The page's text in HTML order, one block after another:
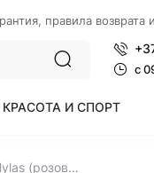
правила
c
КРАСОТА И СПОРТ
Наушники Redragon Hylas (розовый)